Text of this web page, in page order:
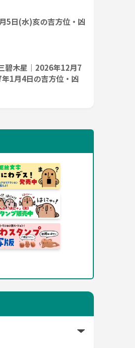
5日(水)亥の吉方位・凶
碧木星｜2026年12月7
1月4日の吉方位・凶